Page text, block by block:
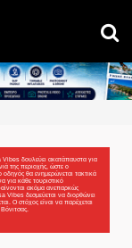
δουλεύει ακατάπαυστα για
της περιοχής, ώστε ο
οδηγός θα ενημερώνεται τακτικά
για κάθε τουριστικό
ακόμα ανεπαρκώς
Vibes δεσμεύεται να διορθώνει
Ο στόχος είναι να παρέχεται